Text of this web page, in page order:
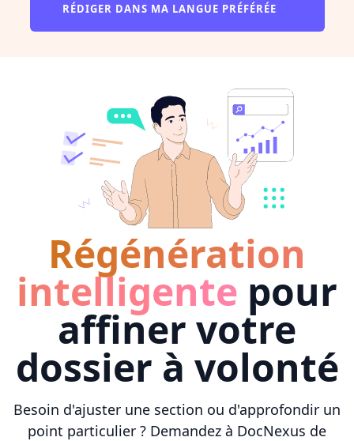
RÉDIGER DANS MA LANGUE PRÉFÉRÉE
Régénération
intelligente pour
affiner votre
dossier à volonté
Besoin d'ajuster une section ou d'approfondir un
point particulier ? Demandez à DocNexus de